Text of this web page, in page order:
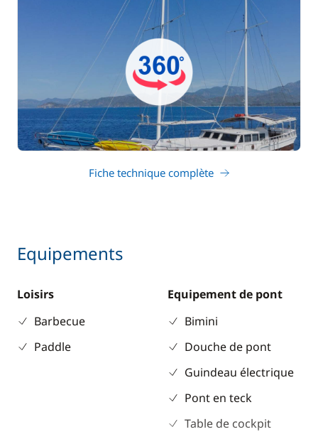
Fiche technique complète
Equipements
Loisirs
Barbecue
Paddle
Equipement de pont
Bimini
Douche de pont
Guindeau électrique
Pont en teck
Table de cockpit